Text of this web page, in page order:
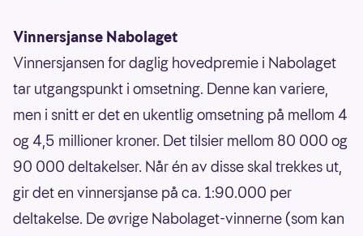
Vinnersjanse Nabolaget
Vinnersjansen for daglig hovedpremie i Nabolaget
tar utgangspunkt i omsetning. Denne kan variere,
men i snitt er det en ukentlig omsetning på mellom 4
og 4,5 millioner kroner. Det tilsier mellom 80 000 og
90 000 deltakelser. Når én av disse skal trekkes ut,
gir det en vinnersjanse på ca. 1:90.000 per
deltakelse. De øvrige Nabolaget-vinnerne (som kan